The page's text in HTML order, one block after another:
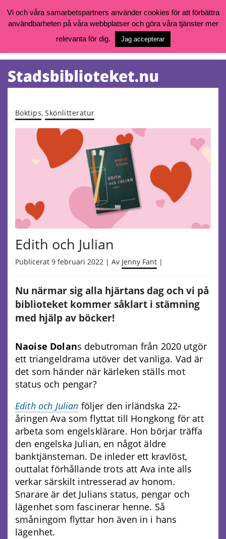
Vill du söka böcker, logga in på ditt bibliotekskonto eller nå övriga
goteborg.se/bibliotek
Öppettider, katalog och kontakt
Tjänster
Boktips,Skönlitteratur
Edith och Julian
Publicerat 9 februari 2022 | Av Jenny Fant |
Nu närmar sig alla hjärtans dag och vi på
biblioteket kommer såklart i stämning
med hjälp av böcker!
Naoise Dolans debutroman från 2020 utgör
ett triangeldrama utöver det vanliga. Vad är
det som händer när kärleken ställs mot
status och pengar?
Edith och Julian följer den irländska 22-
åringen Ava som flyttat till Hongkong för att
arbeta som engelsklärare. Hon börjar träffa
den engelska Julian, en något äldre
banktjänsteman. De inleder ett kravlöst,
outtalat förhållande trots att Ava inte alls
verkar särskilt intresserad av honom.
Snarare är det Julians status, pengar och
lägenhet som fascinerar henne. Så
småningom flyttar hon även in i hans
lägenhet.
Vi och våra samarbetspartners använder cookies för att förbättra
användbarheten på våra webbplatser och göra våra tjänster mer
relevanta för dig.
Jag accepterar